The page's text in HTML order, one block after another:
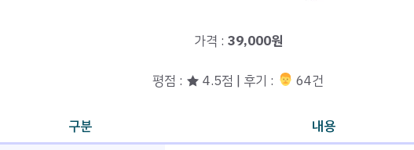
가격 : 39,000원
평점 : ★ 4.5점 | 후기 : ‍‍ 64건
구분
내용